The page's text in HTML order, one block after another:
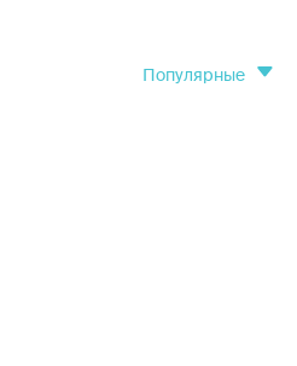
популярные